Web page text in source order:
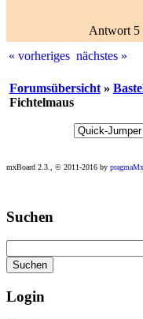
Antwort 5
« vorheriges nächstes »
Forumsübersicht»
Fichtelmaus
mxBoard 2.3., © 2011-2016 by
Play
best
casino
at
site
https://onlineslots.money/
Suchen
Login